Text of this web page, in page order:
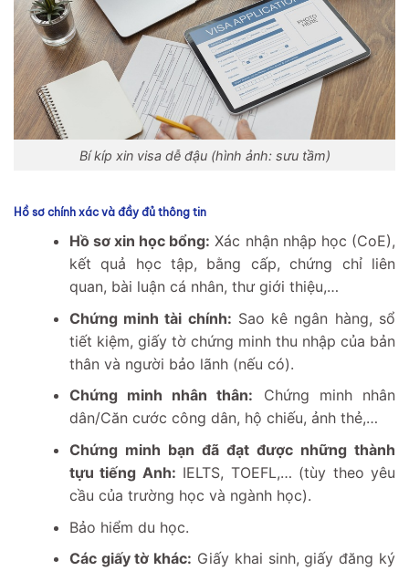
Bí kíp xin visa dễ đậu (hình ảnh: sưu tầm)
Hồ sơ chính xác và đầy đủ thông tin
Hồ sơ xin học bổng: Xác nhận nhập học (CoE),
kết quả học tập, bằng cấp, chứng chỉ liên
quan, bài luận cá nhân, thư giới thiệu,…
Chứng minh tài chính: Sao kê ngân hàng, sổ
tiết kiệm, giấy tờ chứng minh thu nhập của bản
thân và người bảo lãnh (nếu có).
Chứng minh nhân thân: Chứng minh nhân
dân/Căn cước công dân, hộ chiếu, ảnh thẻ,…
Chứng minh bạn đã đạt được những thành
tựu tiếng Anh: IELTS, TOEFL,… (tùy theo yêu
cầu của trường học và ngành học).
Bảo hiểm du học.
Các giấy tờ khác: Giấy khai sinh, giấy đăng ký